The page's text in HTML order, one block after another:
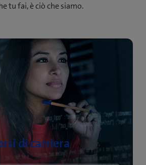
tu fai, è ciò che siamo.
di carriera